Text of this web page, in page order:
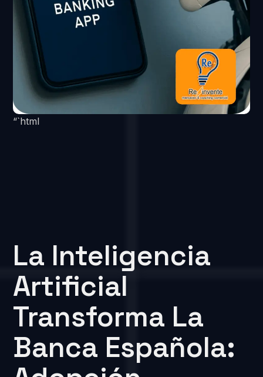
“`html
La Inteligencia
Artificial
Transforma La
Banca Española: